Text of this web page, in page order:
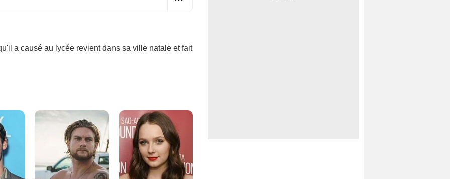
a causé au lycée revient dans sa ville natale et fait